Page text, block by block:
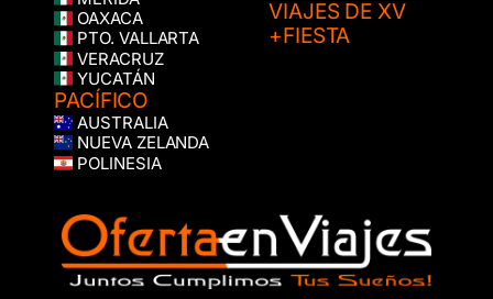
OAXACA
PTO. VALLARTA
VERACRUZ
YUCATÁN
PACÍFICO
AUSTRALIA
NUEVA ZELANDA
POLINESIA
VIAJES DE XV
+FIESTA